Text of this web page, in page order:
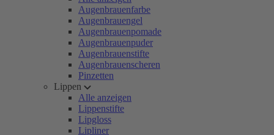
Augenbrauenfarbe
Augenbrauengel
Augenbrauenpomade
Augenbrauenpuder
Augenbrauenstifte
Augenbrauenscheren
Pinzetten
Lippen
Alle anzeigen
Lippenstifte
Lipgloss
Lipliner